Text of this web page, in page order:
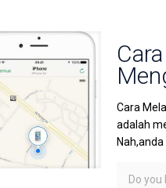
Cara
adalah
Do you